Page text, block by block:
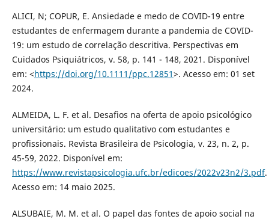
ALICI, N; COPUR, E. Ansiedade e medo de COVID-19 entre
estudantes de enfermagem durante a pandemia de COVID-
19: um estudo de correlação descritiva. Perspectivas em
Cuidados Psiquiátricos, v. 58, p. 141 - 148, 2021. Disponível
em: <https://doi.org/10.1111/ppc.12851>. Acesso em: 01 set
2024.
ALMEIDA, L. F. et al. Desafios na oferta de apoio psicológico
universitário: um estudo qualitativo com estudantes e
profissionais. Revista Brasileira de Psicologia, v. 23, n. 2, p.
45-59, 2022. Disponível em:
https://www.revistapsicologia.ufc.br/edicoes/2022v23n2/3.pdf.
Acesso em: 14 maio 2025.
ALSUBAIE, M. M. et al. O papel das fontes de apoio social na